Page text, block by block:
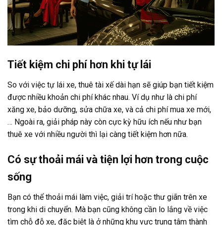
Tiết kiệm chi phí hơn khi tự lái
So với việc tự lái xe, thuê tài xế dài hạn sẽ giúp bạn tiết kiệm
được nhiều khoản chi phí khác nhau. Ví dụ như là chi phí
xăng xe, bảo dưỡng, sửa chữa xe, và cả chi phí mua xe mới,
… Ngoài ra, giải pháp này còn cực kỳ hữu ích nếu như bạn
thuê xe với nhiều người thì lại càng tiết kiệm hơn nữa.
Có sự thoải mái và tiện lợi hơn trong cuộc
sống
Bạn có thể thoải mái làm việc, giải trí hoặc thư giãn trên xe
trong khi di chuyển. Mà bạn cũng không cần lo lắng về việc
tìm chỗ đỗ xe, đặc biệt là ở những khu vực trung tâm thành